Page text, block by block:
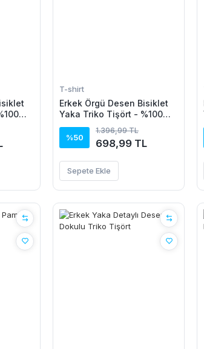
T-shirt
Erkek Örgü Desen Bisiklet
Yaka Triko Tişört - %100
Pamuk Akrilik
%50
1.396,99 TL
698,99 TL
Sepete Ekle